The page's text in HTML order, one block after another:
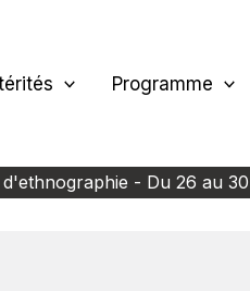
Programme
- Du 26 au